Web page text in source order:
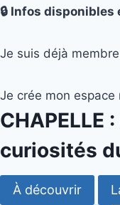
🔒 Infos
Je suis déjà
Je crée mon espace
CHAPELLE
curiosités
À découvrir